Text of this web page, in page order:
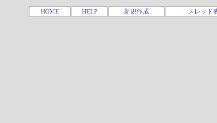
HOME HELP 新規作成 スレッド